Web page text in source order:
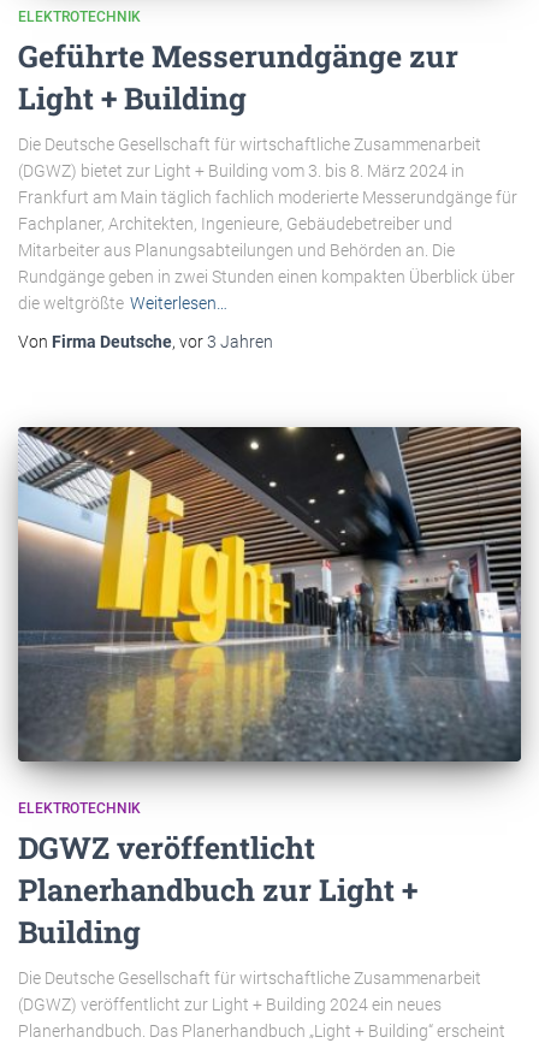
ELEKTROTECHNIK
Geführte Messerundgänge zur
Light + Building
Die Deutsche Gesellschaft für wirtschaftliche Zusammenarbeit
(DGWZ) bietet zur Light + Building vom 3. bis 8. März 2024 in
Frankfurt am Main täglich fachlich moderierte Messerundgänge für
Fachplaner, Architekten, Ingenieure, Gebäudebetreiber und
Mitarbeiter aus Planungsabteilungen und Behörden an. Die
Rundgänge geben in zwei Stunden einen kompakten Überblick über
die weltgrößte Weiterlesen…
Von Firma Deutsche, vor3 Jahren
ELEKTROTECHNIK
DGWZ veröffentlicht
Planerhandbuch zur Light +
Building
Die Deutsche Gesellschaft für wirtschaftliche Zusammenarbeit
(DGWZ) veröffentlicht zur Light + Building 2024 ein neues
Planerhandbuch. Das Planerhandbuch „Light + Building“ erscheint